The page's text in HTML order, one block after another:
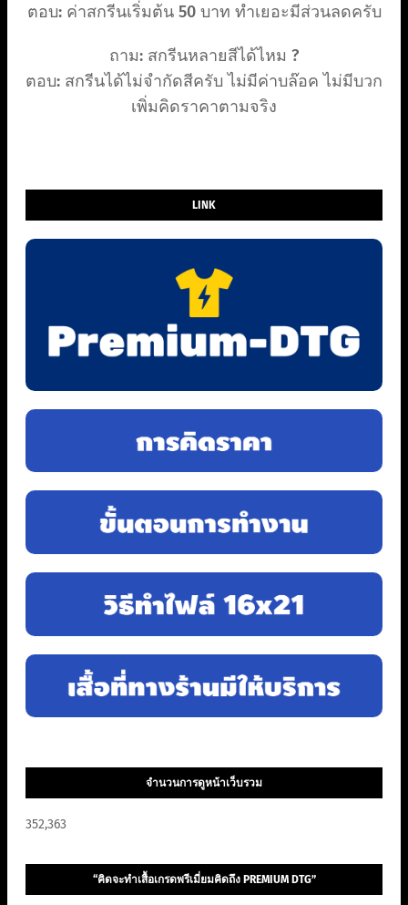
ตอบ: ค่าสกรีนเริ่มต้น 50 บาท ทำเยอะมีส่วนลดครับ
ถาม: สกรีนหลายสีได้ไหม ?
ตอบ: สกรีนได้ไม่จำกัดสีครับ ไม่มีค่าบล๊อค ไม่มีบวก
เพิ่มคิดราคาตามจริง
LINK
จำนวนการดูหน้าเว็บรวม
352,363
“คิดจะทำเสื้อเกรดพรีเมี่ยมคิดถึง PREMIUM DTG”